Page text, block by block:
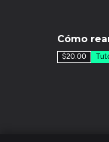
Cómo
$20.00